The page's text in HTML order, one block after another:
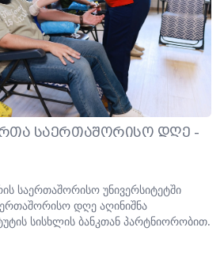
ᲡᲐᲔᲠᲗᲐᲨᲝᲠᲘᲡᲝ ᲓᲦᲔ -
საერთაშორისო უნივერსიტეტში
დღე აღინიშნა
სისხლის ბანკთან პარტნიორობით.